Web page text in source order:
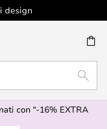
design
con “-16% EXTRA